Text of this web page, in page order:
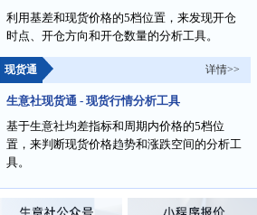
利用基差和现货价格的5档位置，来发现开仓
时点、开仓方向和开仓数量的分析工具。
现货通 详情>>
生意社现货通 - 现货行情分析工具
基于生意社均差指标和周期内价格的5档位
置，来判断现货价格趋势和涨跌空间的分析工
具。